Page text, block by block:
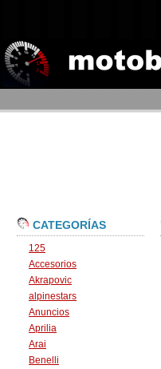
CATEGORÍAS
125
Accesorios
Akrapovic
alpinestars
Anuncios
Aprilia
Arai
Benelli